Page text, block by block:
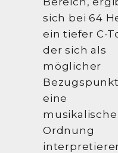
sich bei 64
ein tiefer C-
der sich als
möglicher
eine
musikalische
Ordnung